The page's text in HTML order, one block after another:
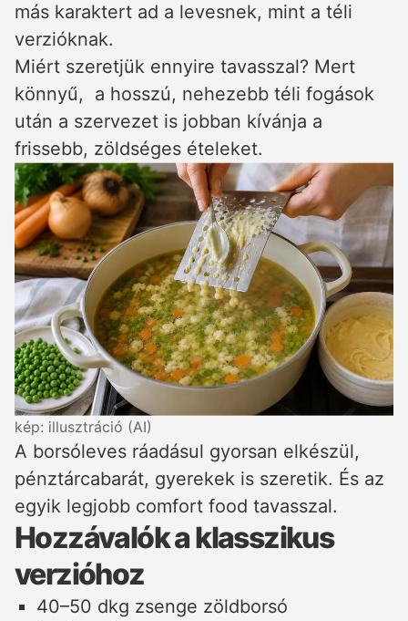
más karaktert ad a levesnek, mint a téli
verzióknak.
Miért szeretjük ennyire tavasszal? Mert
könnyű, a hosszú, nehezebb téli fogások
után a szervezet is jobban kívánja a
frissebb, zöldséges ételeket.
kép: illusztráció (AI)
A borsóleves ráadásul gyorsan elkészül,
pénztárcabarát, gyerekek is szeretik. És az
egyik legjobb comfort food tavasszal.
Hozzávalók a klasszikus
verzióhoz
40–50 dkg zsenge zöldborsó